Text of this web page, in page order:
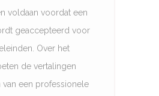
voldaan voordat een
geaccepteerd voor
Over het
de vertalingen
van een professionele